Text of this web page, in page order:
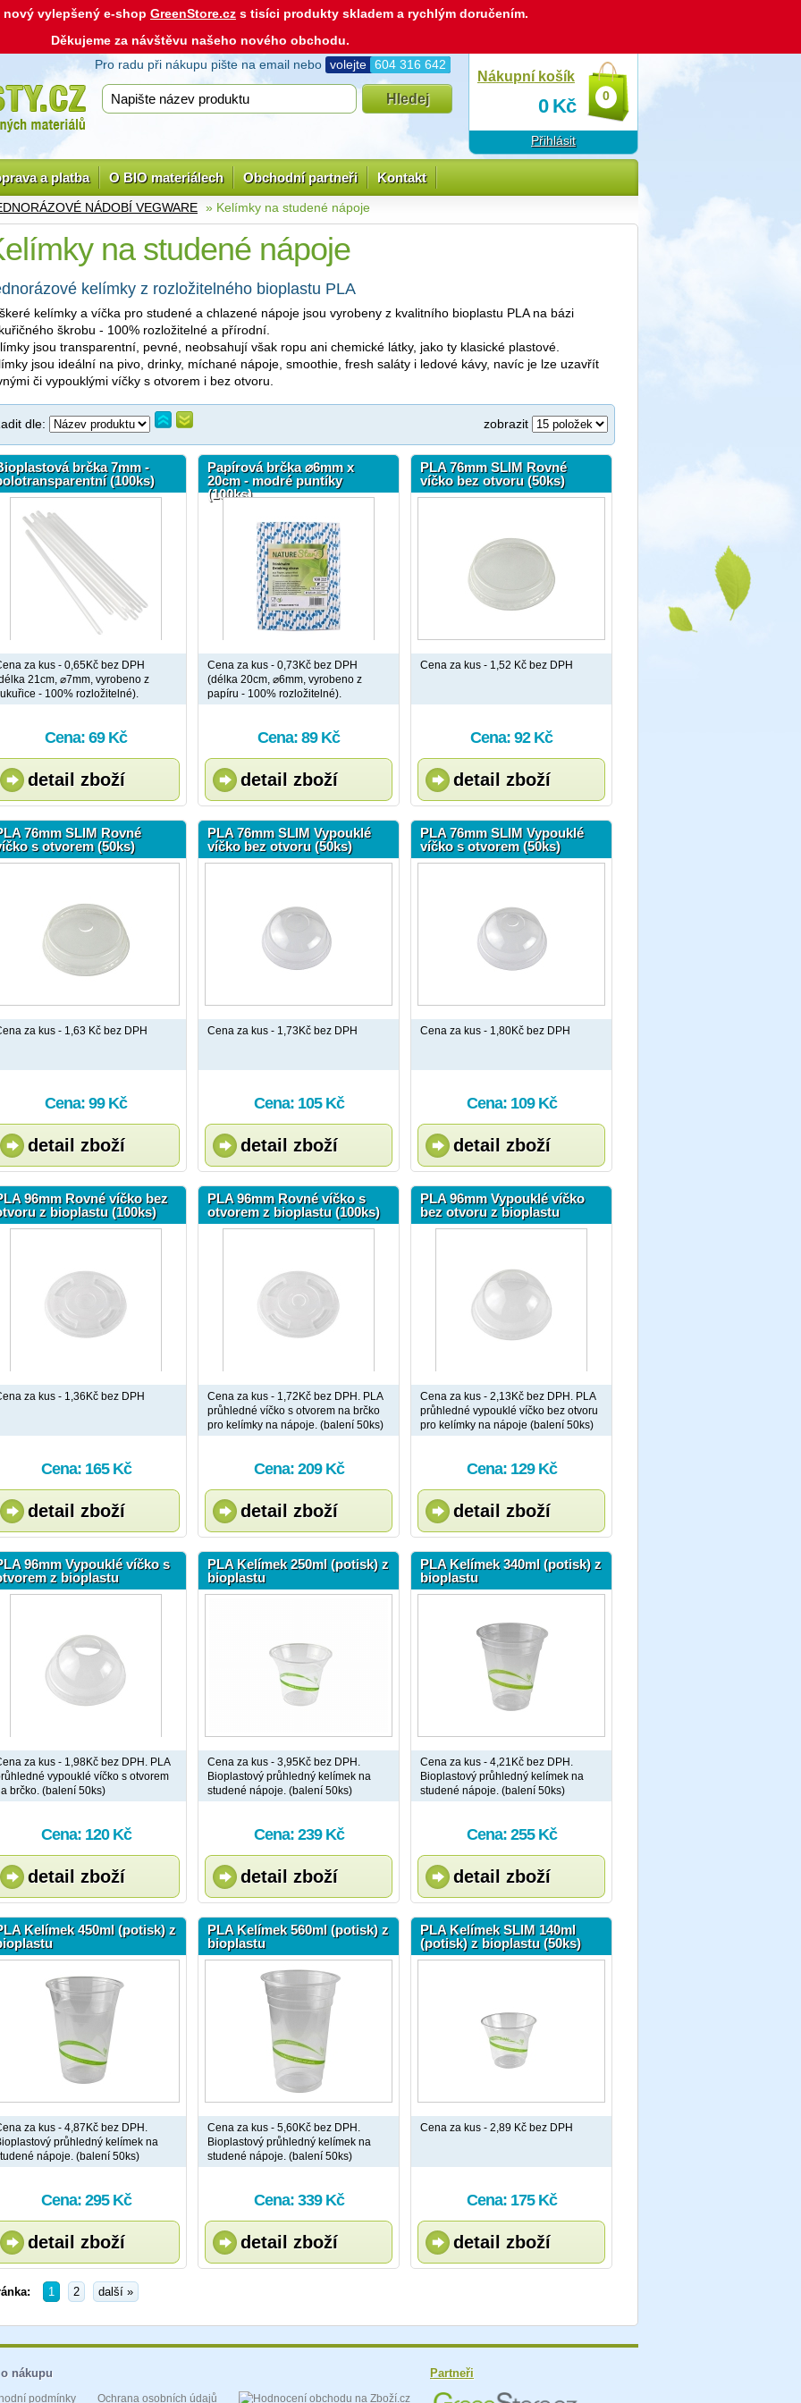
vylepšený e-shop GreenStore.cz s tisíci produkty skladem a rychlým doručením.
Děkujeme za návštěvu našeho nového obchodu.
Pro radu při nákupu pište na email nebo volejte 604 316 642
Nákupní košík
0
0Kč
Přihlásit
a platba O BIO materiálech Obchodní partneři Kontakt
NÁDOBÍ VEGWARE » Kelímky na studené nápoje
na studené nápoje
kelímky z rozložitelného bioplastu PLA
kelímky a víčka pro studené a chlazené nápoje jsou vyrobeny z kvalitního bioplastu PLA na bázi
škrobu - 100% rozložitelné a přírodní.
jsou transparentní, pevné, neobsahují však ropu ani chemické látky, jako ty klasické plastové.
jsou ideální na pivo, drinky, míchané nápoje, smoothie, fresh saláty i ledové kávy, navíc je lze uzavřít
či vypouklými víčky s otvorem i bez otvoru.
dle: zobrazit
brčka 7mm -
(100ks)
za kus - 0,65Kč bez DPH
21cm, ⌀7mm, vyrobeno z
- 100% rozložitelné).
Cena: 69 Kč
detail zboží
Papírová brčka ⌀6mm x
20cm - modré puntíky
(100ks)
Cena za kus - 0,73Kč bez DPH
(délka 20cm, ⌀6mm, vyrobeno z
papíru - 100% rozložitelné).
Cena: 89 Kč
detail zboží
PLA 76mm SLIM Rovné
víčko bez otvoru (50ks)
Cena za kus - 1,52 Kč bez DPH
Cena: 92 Kč
detail zboží
76mm SLIM Rovné
s otvorem (50ks)
za kus - 1,63 Kč bez DPH
Cena: 99 Kč
detail zboží
PLA 76mm SLIM Vypouklé
víčko bez otvoru (50ks)
Cena za kus - 1,73Kč bez DPH
Cena: 105 Kč
detail zboží
PLA 76mm SLIM Vypouklé
víčko s otvorem (50ks)
Cena za kus - 1,80Kč bez DPH
Cena: 109 Kč
detail zboží
96mm Rovné víčko bez
z bioplastu (100ks)
za kus - 1,36Kč bez DPH
Cena: 165 Kč
detail zboží
PLA 96mm Rovné víčko s
otvorem z bioplastu (100ks)
Cena za kus - 1,72Kč bez DPH. PLA
průhledné víčko s otvorem na brčko
pro kelímky na nápoje. (balení 50ks)
Cena: 209 Kč
detail zboží
PLA 96mm Vypouklé víčko
bez otvoru z bioplastu
Cena za kus - 2,13Kč bez DPH. PLA
průhledné vypouklé víčko bez otvoru
pro kelímky na nápoje (balení 50ks)
Cena: 129 Kč
detail zboží
96mm Vypouklé víčko s
z bioplastu
za kus - 1,98Kč bez DPH. PLA
vypouklé víčko s otvorem
brčko. (balení 50ks)
Cena: 120 Kč
detail zboží
PLA Kelímek 250ml (potisk) z
bioplastu
Cena za kus - 3,95Kč bez DPH.
Bioplastový průhledný kelímek na
studené nápoje. (balení 50ks)
Cena: 239 Kč
detail zboží
PLA Kelímek 340ml (potisk) z
bioplastu
Cena za kus - 4,21Kč bez DPH.
Bioplastový průhledný kelímek na
studené nápoje. (balení 50ks)
Cena: 255 Kč
detail zboží
Kelímek 450ml (potisk) z
za kus - 4,87Kč bez DPH.
průhledný kelímek na
nápoje. (balení 50ks)
Cena: 295 Kč
detail zboží
PLA Kelímek 560ml (potisk) z
bioplastu
Cena za kus - 5,60Kč bez DPH.
Bioplastový průhledný kelímek na
studené nápoje. (balení 50ks)
Cena: 339 Kč
detail zboží
PLA Kelímek SLIM 140ml
(potisk) z bioplastu (50ks)
Cena za kus - 2,89 Kč bez DPH
Cena: 175 Kč
detail zboží
1 2 další »
nákupu
podmínky Ochrana osobních údajů
Partneři